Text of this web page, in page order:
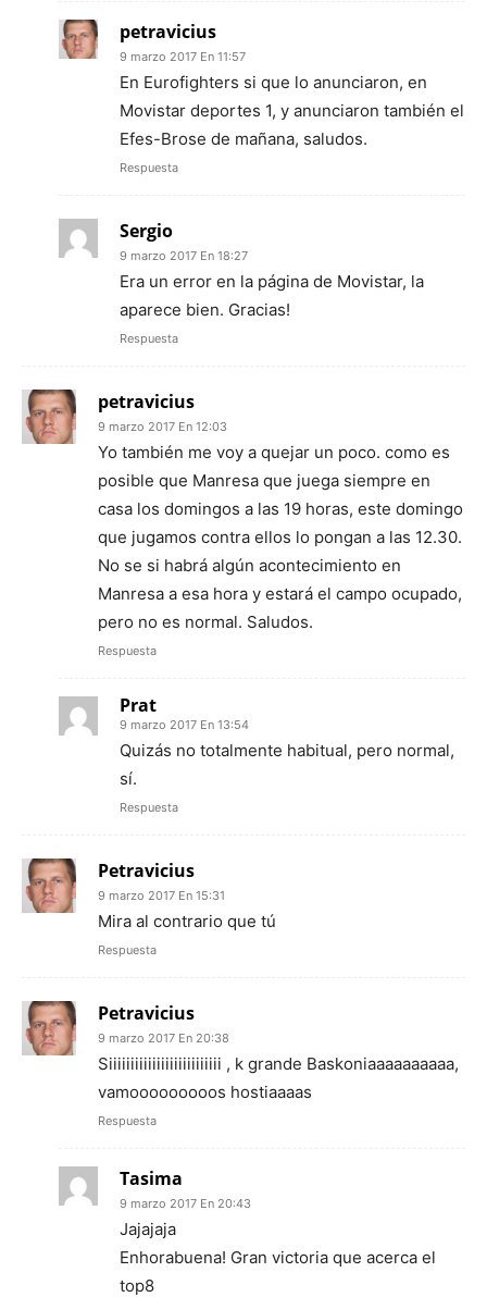
petravicius
9 marzo 2017 En 11:57
En Eurofighters si que lo anunciaron, en
Movistar deportes 1, y anunciaron también el
Efes-Brose de mañana, saludos.
Respuesta
Sergio
9 marzo 2017 En 18:27
Era un error en la página de Movistar, la
aparece bien. Gracias!
Respuesta
petravicius
9 marzo 2017 En 12:03
Yo también me voy a quejar un poco. como es
posible que Manresa que juega siempre en
casa los domingos a las 19 horas, este domingo
que jugamos contra ellos lo pongan a las 12.30.
No se si habrá algún acontecimiento en
Manresa a esa hora y estará el campo ocupado,
pero no es normal. Saludos.
Respuesta
Prat
9 marzo 2017 En 13:54
Quizás no totalmente habitual, pero normal,
sí.
Respuesta
Petravicius
9 marzo 2017 En 15:31
Mira al contrario que tú
Respuesta
Petravicius
9 marzo 2017 En 20:38
Siiiiiiiiiiiiiiiiiiiiiiiiii , k grande Baskoniaaaaaaaaaa,
vamooooooooos hostiaaaas
Respuesta
Tasima
9 marzo 2017 En 20:43
Jajajaja
Enhorabuena! Gran victoria que acerca el
top8